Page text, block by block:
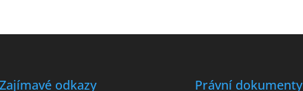
Zajímavé odkazy Právní dokumenty